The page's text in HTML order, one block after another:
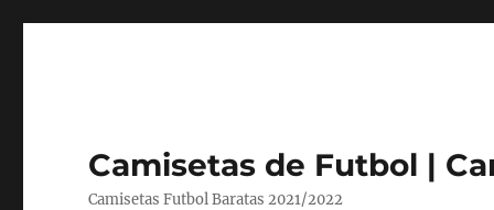
Camisetas de Futbol |
Camisetas Futbol Baratas 2021/2022